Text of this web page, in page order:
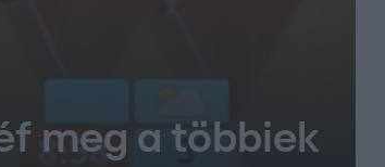
meg a többiek